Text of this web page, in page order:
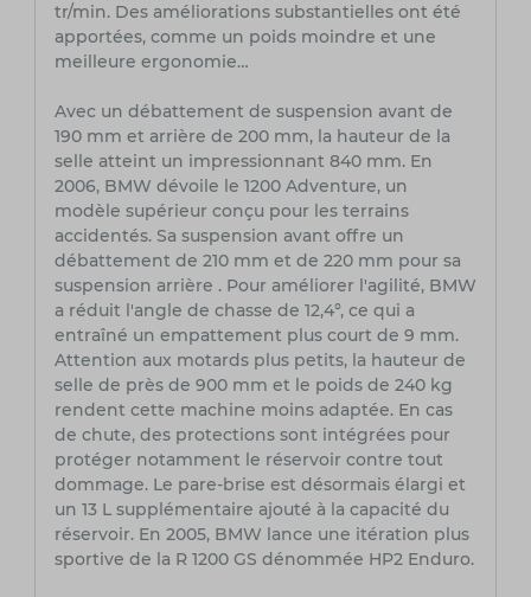
tr/min. Des améliorations substantielles ont été
apportées, comme un poids moindre et une
meilleure ergonomie…
Avec un débattement de suspension avant de
190 mm et arrière de 200 mm, la hauteur de la
selle atteint un impressionnant 840 mm. En
2006, BMW dévoile le 1200 Adventure, un
modèle supérieur conçu pour les terrains
accidentés. Sa suspension avant offre un
débattement de 210 mm et de 220 mm pour sa
suspension arrière . Pour améliorer l'agilité, BMW
a réduit l'angle de chasse de 12,4°, ce qui a
entraîné un empattement plus court de 9 mm.
Attention aux motards plus petits, la hauteur de
selle de près de 900 mm et le poids de 240 kg
rendent cette machine moins adaptée. En cas
de chute, des protections sont intégrées pour
protéger notamment le réservoir contre tout
dommage. Le pare-brise est désormais élargi et
un 13 L supplémentaire ajouté à la capacité du
réservoir. En 2005, BMW lance une itération plus
sportive de la R 1200 GS dénommée HP2 Enduro.